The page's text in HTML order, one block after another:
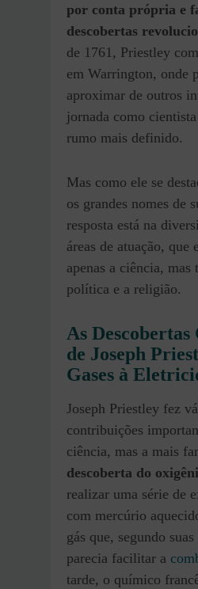
por conta própria e
descobertas
de 1761, Priestley
em Warrington, onde
aproximar de outros
jornada como
rumo mais definido.
Mas como ele se
os grandes nomes de
resposta está na
áreas de atuação, que
apenas a ciência, mas
política e a religião.
As
de Joseph
Gases à
Joseph Priestley fez
contribuições
ciência, mas a mais
descoberta do
realizar uma série de
com mercúrio
gás que, segundo
parecia facilitar a
tarde, o químico